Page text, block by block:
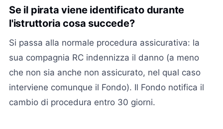
Se il pirata viene identificato durante
l'istruttoria cosa succede?
Si passa alla normale procedura assicurativa: la
sua compagnia RC indennizza il danno (a meno
che non sia anche non assicurato, nel qual caso
interviene comunque il Fondo). Il Fondo notifica il
cambio di procedura entro 30 giorni.